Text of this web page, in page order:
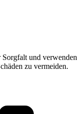
und verwenden
zu vermeiden.